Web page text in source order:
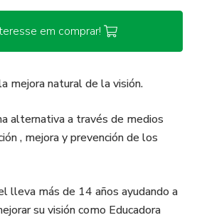
em comprar!
mejora natural de la visión.
alternativa a través de medios
, mejora y prevención de los
lleva más de 14 años ayudando a
su visión como Educadora